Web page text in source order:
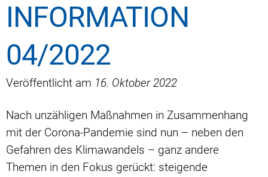
INFORMATION
04/2022
Veröffentlicht am 16. Oktober 2022
Nach unzähligen Maßnahmen in Zusammenhang
mit der Corona-Pandemie sind nun – neben den
Gefahren des Klimawandels – ganz andere
Themen in den Fokus gerückt: steigende